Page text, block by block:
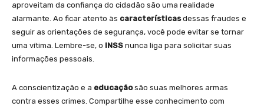
aproveitam da confiança do cidadão são uma realidade
alarmante. Ao ficar atento às característicasdessas fraudes e
seguir as orientações de segurança, você pode evitar se tornar
uma vítima. Lembre-se, o INSS nunca liga para solicitar suas
informações pessoais.
A conscientização e a educaçãosão suas melhores armas
contra esses crimes. Compartilhe esse conhecimento com